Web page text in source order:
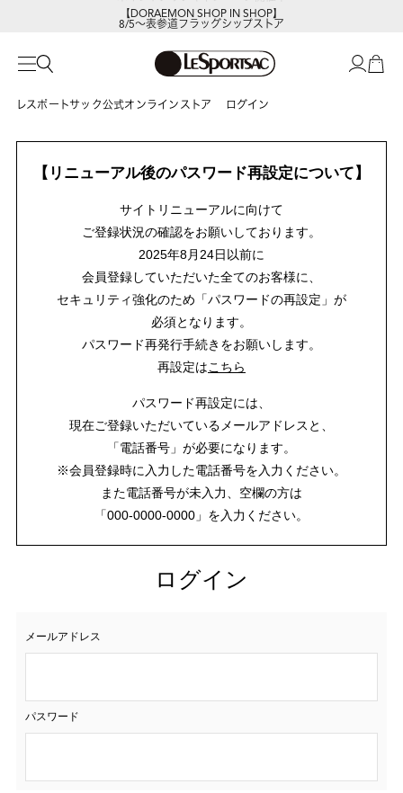
【DORAEMON SHOP IN SHOP】
8/5～表参道フラッグシップストア
レスポートサック公式オンラインストア ログイン
【リニューアル後のパスワード再設定について】
サイトリニューアルに向けて
ご登録状況の確認をお願いしております。
2025年8月24日以前に
会員登録していただいた全てのお客様に、
セキュリティ強化のため「パスワードの再設定」が
必須となります。
パスワード再発行手続きをお願いします。
再設定はこちら
パスワード再設定には、
現在ご登録いただいているメールアドレスと、
「電話番号」が必要になります。
※会員登録時に入力した電話番号を入力ください。
また電話番号が未入力、空欄の方は
「000-0000-0000」を入力ください。
ログイン
メールアドレス
パスワード